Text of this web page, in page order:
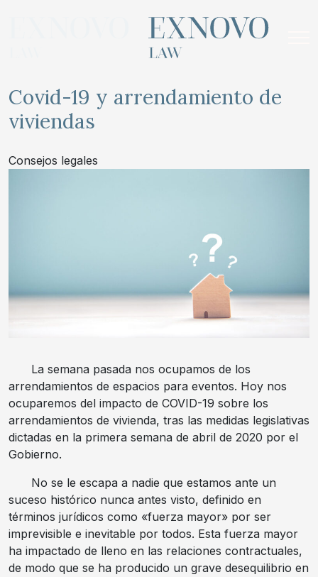
Covid-19 y arrendamiento de
viviendas
Consejos legales
La semana pasada nos ocupamos de los
arrendamientos de espacios para eventos. Hoy nos
ocuparemos del impacto de COVID-19 sobre los
arrendamientos de vivienda, tras las medidas legislativas
dictadas en la primera semana de abril de 2020 por el
Gobierno.
No se le escapa a nadie que estamos ante un
suceso histórico nunca antes visto, definido en
términos jurídicos como «fuerza mayor» por ser
imprevisible e inevitable por todos. Esta fuerza mayor
ha impactado de lleno en las relaciones contractuales,
de modo que se ha producido un grave desequilibrio en